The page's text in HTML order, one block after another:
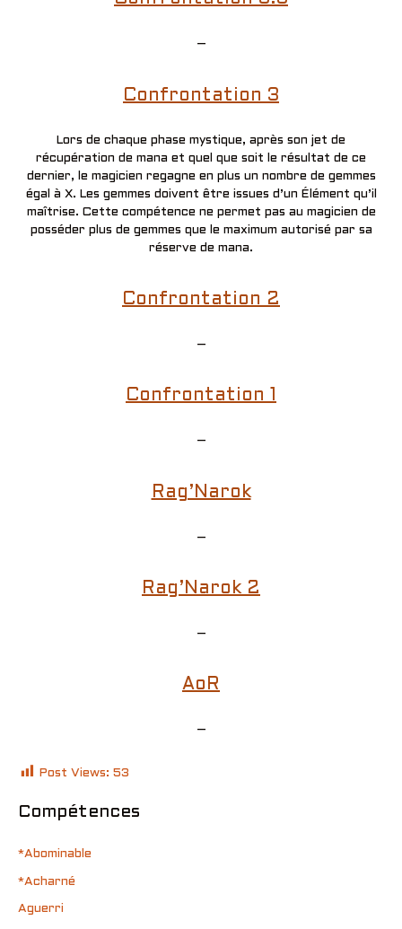
–
Confrontation 3
Lors de chaque phase mystique, après son jet de
récupération de mana et quel que soit le résultat de ce
dernier, le magicien regagne en plus un nombre de gemmes
égal à X. Les gemmes doivent être issues d’un Élément qu’il
maîtrise. Cette compétence ne permet pas au magicien de
posséder plus de gemmes que le maximum autorisé par sa
réserve de mana.
Confrontation 2
–
Confrontation 1
–
Rag’Narok
–
Rag’Narok 2
–
AoR
–
Post Views: 53
Compétences
*Abominable
*Acharné
Aguerri